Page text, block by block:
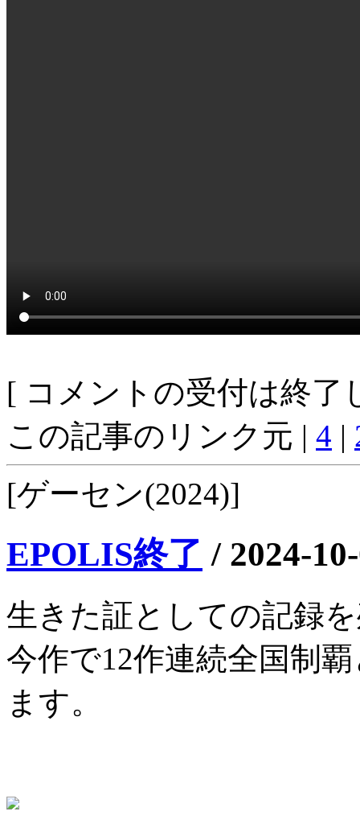
[ コメントの受付は終了
この記事のリンク元 | 4 |
[ゲーセン(2024)]
EPOLIS終了 / 2024-
生きた証としての記録
今作で12作連続全国制
ます。